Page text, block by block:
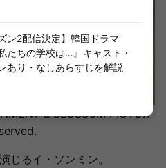
& BLOSSOM PICTUR
じるイ・ソンミン。
ン2配信決定】韓国ドラマ
たちの学校は…』キャスト・
あり・なしあらすじを解説